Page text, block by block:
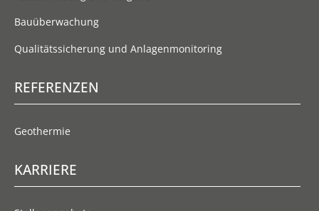
Bauüberwachung
Qualitätssicherung und Anlagenmonitoring
REFERENZEN
Geothermie
KARRIERE